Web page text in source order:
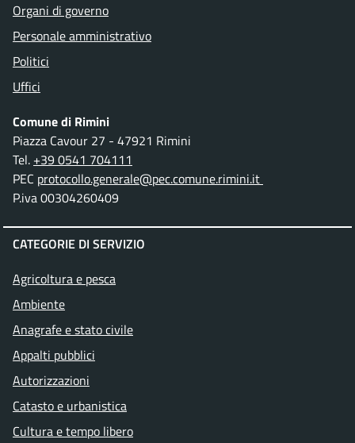
Organi di governo
Personale amministrativo
Politici
Uffici
Comune di Rimini
Piazza Cavour 27 - 47921 Rimini
Tel. +39 0541 704111
PEC protocollo.generale@pec.comune.rimini.it
P.iva 00304260409
CATEGORIE DI SERVIZIO
Agricoltura e pesca
Ambiente
Anagrafe e stato civile
Appalti pubblici
Autorizzazioni
Catasto e urbanistica
Cultura e tempo libero